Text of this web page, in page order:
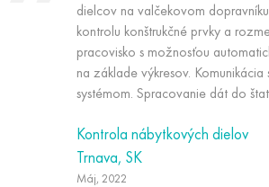
dielcov na valčekovom
kontrolu konštrukčné prvky a
pracovisko s možnosťou
na základe výkresov. Komunikácia
systémom. Spracovanie dát do
Kontrola nábytkových dielov
Trnava, SK
Máj, 2022